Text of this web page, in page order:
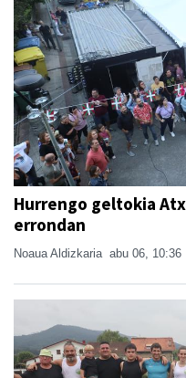
Hurrengo geltokia
errondan
Noaua Aldizkaria abu 06, 10:36